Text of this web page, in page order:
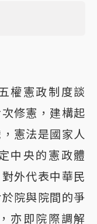
權憲政制度談
修憲，建構起
憲法是國家人
中央的憲政體
外代表中華民
院與院間的爭
亦即院際調解